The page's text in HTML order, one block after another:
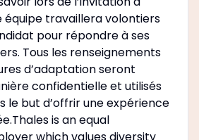
équipe travaillera volontiers
pour répondre à ses
Tous les renseignements
d’adaptation seront
confidentielle et utilisés
le but d’offrir une expérience
is an equal